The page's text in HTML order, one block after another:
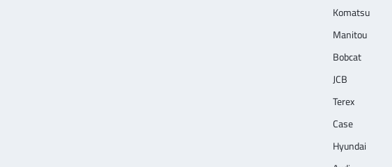
Komatsu
Manitou
Bobcat
JCB
Terex
Case
Hyundai